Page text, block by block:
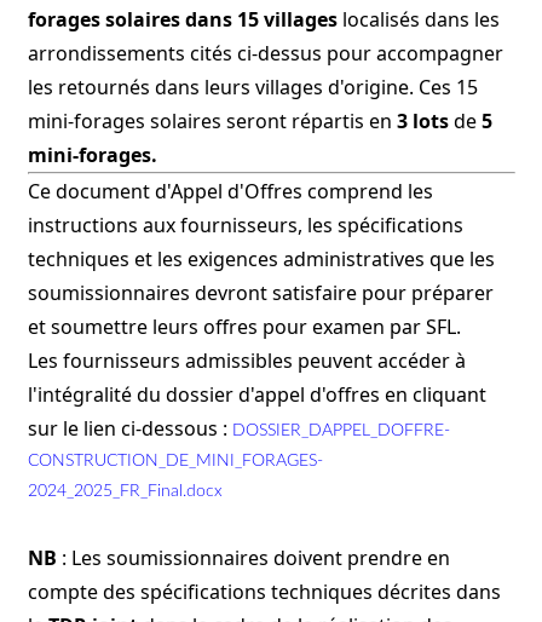
forages solaires dans 15 villageslocalisés dans les
arrondissements cités ci-dessus pour accompagner
les retournés dans leurs villages d'origine. Ces 15
mini-forages solaires seront répartis en 3 lotsde5
mini-forages.
Ce document d'Appel d'Offres comprend les
instructions aux fournisseurs, les spécifications
techniques et les exigences administratives que les
soumissionnaires devront satisfaire pour préparer
et soumettre leurs offres pour examen par SFL.
Les fournisseurs admissibles peuvent accéder à
l'intégralité du dossier d'appel d'offres en cliquant
sur le lien ci-dessous : DOSSIER_DAPPEL_DOFFRE-
CONSTRUCTION_DE_MINI_FORAGES-
2024_2025_FR_Final.docx
NB : Les soumissionnaires doivent prendre en
compte des spécifications techniques décrites dans